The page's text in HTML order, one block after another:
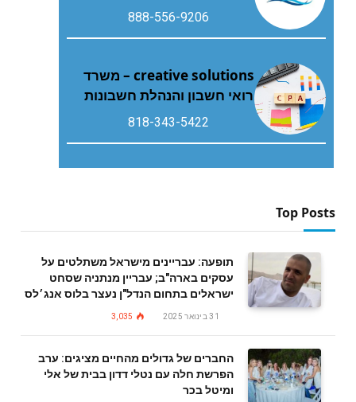
888-556-9206
creative solutions – משרד
רואי חשבון והנהלת חשבונות
818-343-5422
Top Posts
תופעה: עבריינים מישראל משתלטים על
עסקים בארה"ב; עבריין מנתניה שסחט
ישראלים בתחום הנדל"ן נעצר בלוס אנג׳לס
31 בינואר 2025 3,035
החברים של גדולים מהחיים מציגים: ערב
הפרשת חלה עם נטלי דדון בבית של אלי
ומיטל בכר